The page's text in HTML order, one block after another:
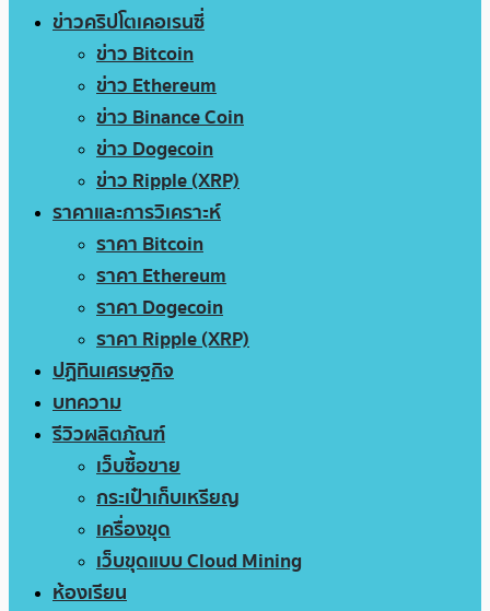
ข่าวคริปโตเคอเรนซี่
ข่าว Bitcoin
ข่าว Ethereum
ข่าว Binance Coin
ข่าว Dogecoin
ข่าว Ripple (XRP)
ราคาและการวิเคราะห์
ราคา Bitcoin
ราคา Ethereum
ราคา Dogecoin
ราคา Ripple (XRP)
ปฏิทินเศรษฐกิจ
บทความ
รีวิวผลิตภัณฑ์
เว็บซื้อขาย
กระเป๋าเก็บเหรียญ
เครื่องขุด
เว็บขุดแบบ Cloud Mining
ห้องเรียน